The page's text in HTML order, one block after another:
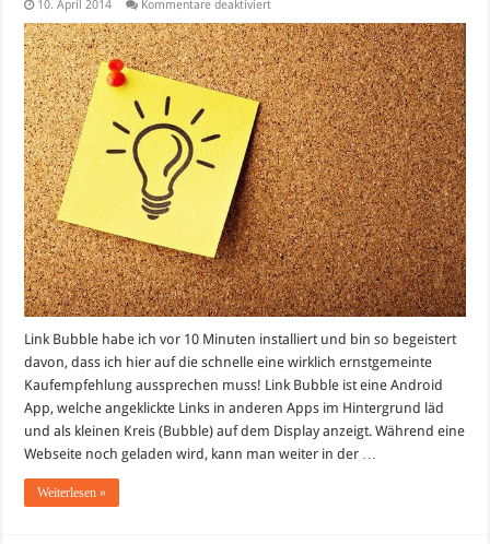
10. April 2014 Kommentare deaktiviertfür
App
Empfehlung:
Link
Bubble
Link Bubble habe ich vor 10 Minuten installiert und bin so begeistert
davon, dass ich hier auf die schnelle eine wirklich ernstgemeinte
Kaufempfehlung aussprechen muss! Link Bubble ist eine Android
App, welche angeklickte Links in anderen Apps im Hintergrund läd
und als kleinen Kreis (Bubble) auf dem Display anzeigt. Während eine
Webseite noch geladen wird, kann man weiter in der …
Weiterlesen »